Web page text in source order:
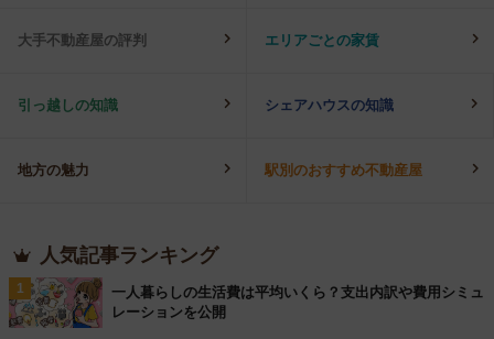
大手不動産屋の評判 エリアごとの家賃
引っ越しの知識 シェアハウスの知識
地方の魅力 駅別のおすすめ不動産屋
人気記事ランキング
1
一人暮らしの生活費は平均いくら？支出内訳や費用シミュ
レーションを公開